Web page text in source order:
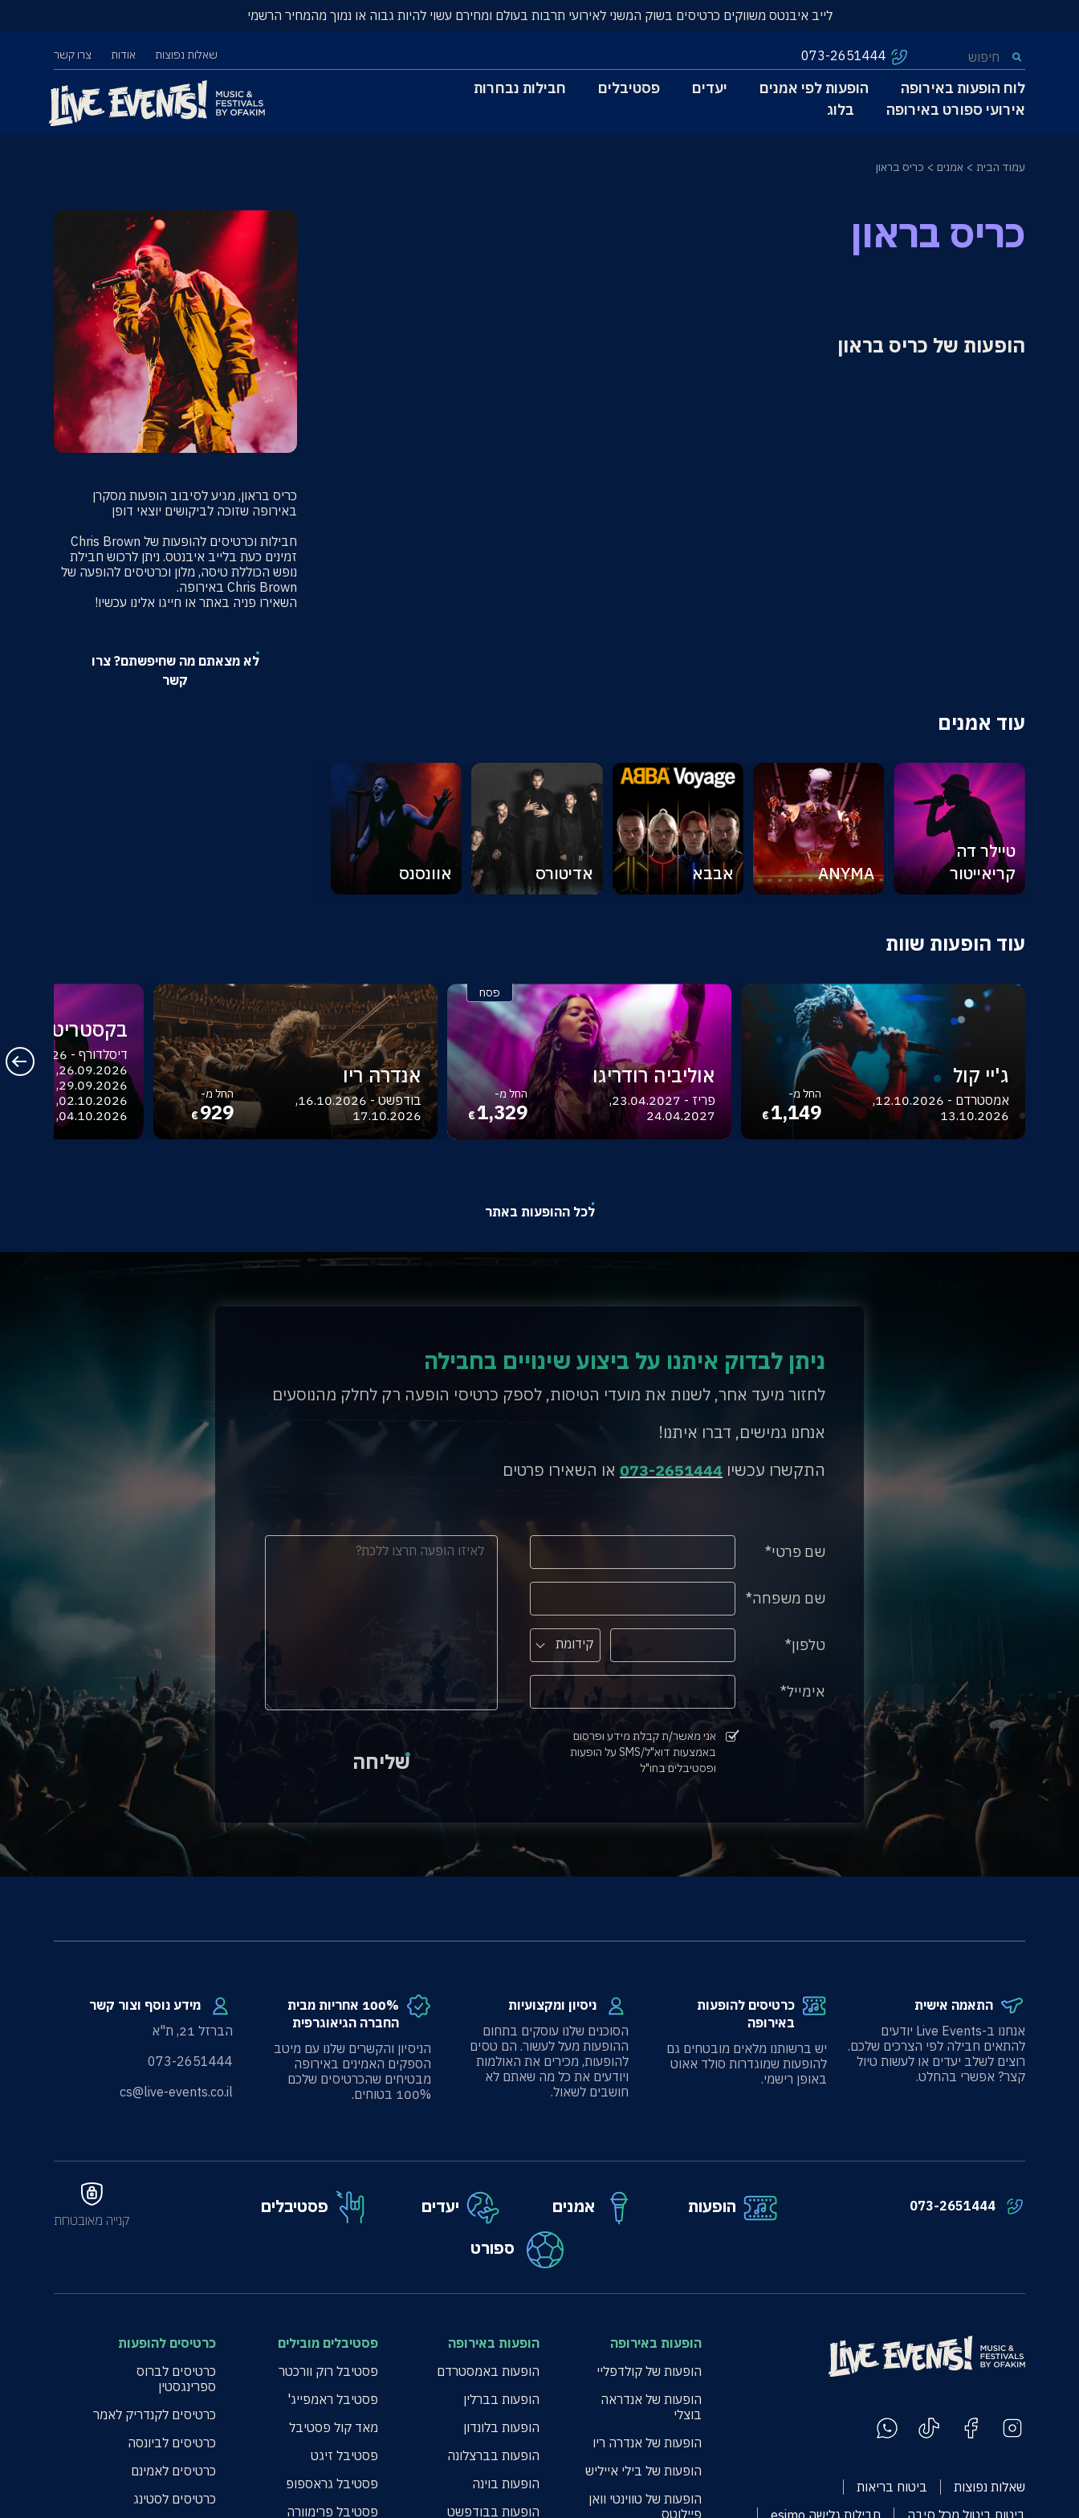
לייב איבנטס משווקים כרטיסים בשוק המשני לאירועי תרבות בעולם ומחירם עשוי להיות גבוה או נמוך מהמחיר הרשמי
073-2651444
לוח הופעות באירופה הופעות לפי אמנים יעדים פסטיבלים
חבילות נבחרות
אירועי ספורט באירופה
בלוג
שאלות נפוצות אודות צרו קשר
עמוד הבית אמנים כריס בראון
כריס בראון
כריס בראון, מגיע לסיבוב הופעות מסקרן
באירופה שזוכה לביקושים יוצאי דופן
חבילות וכרטיסים להופעות של Chris Brown
זמינים כעת בלייב איבנטס. ניתן לרכוש חבילת
נופש הכוללת טיסה, מלון וכרטיסים להופעה של
Chris Brown באירופה.
השאירו פניה באתר או חייגו אלינו עכשיו!
לא מצאתם מה שחיפשתם? צרו
קשר
הופעות של כריס בראון
עוד אמנים
טיילר דה
קריאייטור
ANYMA אבבא אדיטורס אוונסנס
עוד הופעות שוות
ג'יי קול
אמסטרדם - 12.10.2026,
13.10.2026
החל מ-
1,149
€
פסח
אוליביה רודריגו
פריז - 23.04.2027,
24.04.2027
החל מ-
1,329
€
אנדרה ריו
בודפשט - 16.10.2026,
17.10.2026
החל מ-
929
€
בקסטריט בויז
04.10.2026, 06.10.2026
לכל ההופעות באתר
ניתן לבדוק איתנו על ביצוע שינויים בחבילה
לחזור מיעד אחר, לשנות את מועדי הטיסות, לספק כרטיסי הופעה רק לחלק מהנוסעים
אנחנו גמישים, דברו איתנו!
התקשרו עכשיו 073-2651444 או השאירו פרטים
שם פרטי
שם משפחה
טלפון קידומת
אימייל
אני מאשר/ת קבלת מידע ופרסום
באמצעות דוא"ל/SMS על הופעות
ופסטיבלים בחו"ל
שליחה
התאמה אישית
אנחנו ב-Live Events יודעים
להתאים חבילה לפי הצרכים שלכם.
רוצים לשלב יעדים או לעשות טיול
קצר? אפשרי בהחלט.
כרטיסים להופעות
באירופה
יש ברשותנו מלאים מובטחים גם
להופעות שמוגדרות סולד אאוט
באופן רישמי.
ניסיון ומקצועיות
הסוכנים שלנו עוסקים בתחום
ההופעות מעל לעשור. הם טסים
להופעות, מכירים את האולמות
ויודעים את כל מה שאתם לא
חושבים לשאול.
100% אחריות מבית
החברה הגיאוגרפית
הניסיון והקשרים שלנו עם מיטב
הספקים האמינים באירופה
מבטיחים שהכרטיסים שלכם
100% בטוחים.
מידע נוסף וצור קשר
הברזל 21, ת"א
073-2651444
cs@live-events.co.il
073-2651444 הופעות אמנים יעדים
פסטיבלים
ספורט
קנייה מאובטחת
שאלות נפוצות
ביטוח בריאות
הופעות באירופה
הופעות של קולדפליי
הופעות של אנדראה
בוצלי
הופעות של אנדרה ריו
הופעות של בילי אייליש
הופעות של טווינטי וואן
פיילוטס
הופעות באירופה
הופעות באמסטרדם
הופעות בברלין
הופעות בלונדון
הופעות בברצלונה
הופעות בוינה
הופעות בבודפשט
פסטיבלים מובילים
פסטיבל רוק וורכטר
פסטיבל ראמפייג'
מאד קול פסטיבל
פסטיבל זיגט
פסטיבל גראספופ
פסטיבל פרימוורה
כרטיסים להופעות
כרטיסים לברוס
ספרינגסטין
כרטיסים לקנדריק לאמר
כרטיסים לביונסה
כרטיסים לאמינם
כרטיסים לסטינג